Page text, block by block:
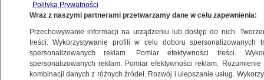
Biura Antykorupcyjnego
7.01.2021, 16:46
Udostępnij
Polityka Prywatności
Wraz z naszymi partnerami przetwarzamy dane w celu zapewnienia:
Przechowywanie informacji na urządzeniu lub dostęp do nich.
treści. Wykorzystywanie profili w celu doboru spersonalizowanych
spersonalizowanych reklam. Pomiar efektywności treści.
spersonalizowanych reklam. Pomiar efektywności reklam.
kombinacji danych z różnych źródeł. Rozwój i ulepszanie usług.